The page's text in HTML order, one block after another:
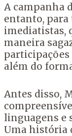
A campanha
entanto, para
imediatistas,
maneira
participações
além do
Antes disso,
linguagens e
Uma história